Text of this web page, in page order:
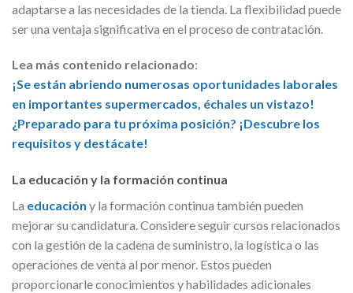
adaptarse a las necesidades de la tienda. La flexibilidad puede
ser una ventaja significativa en el proceso de contratación.
Lea más contenido relacionado:
¡Se están abriendo numerosas oportunidades laborales
en importantes supermercados, échales un vistazo!
¿Preparado para tu próxima posición? ¡Descubre los
requisitos y destácate!
La educación y la formación continua
La educación y la formación continua también pueden
mejorar su candidatura. Considere seguir cursos relacionados
con la gestión de la cadena de suministro, la logística o las
operaciones de venta al por menor. Estos pueden
proporcionarle conocimientos y habilidades adicionales